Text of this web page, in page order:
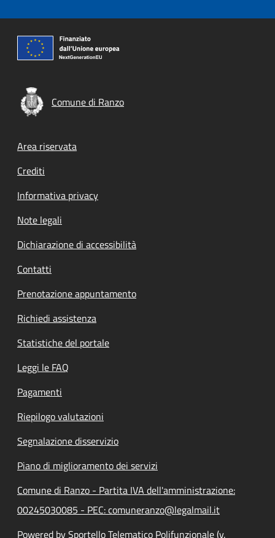
Comune di Ranzo
Footer menu
Area riservata
Crediti
Informativa privacy
Note legali
Dichiarazione di accessibilità
Contatti
Prenotazione appuntamento
Richiedi assistenza
Statistiche del portale
Leggi le FAQ
Pagamenti
Riepilogo valutazioni
Segnalazione disservizio
Piano di miglioramento dei servizi
Comune di Ranzo - Partita IVA dell'amministrazione:
00245030085 - PEC: comuneranzo@legalmail.it
Powered by Sportello Telematico Polifunzionale (v.